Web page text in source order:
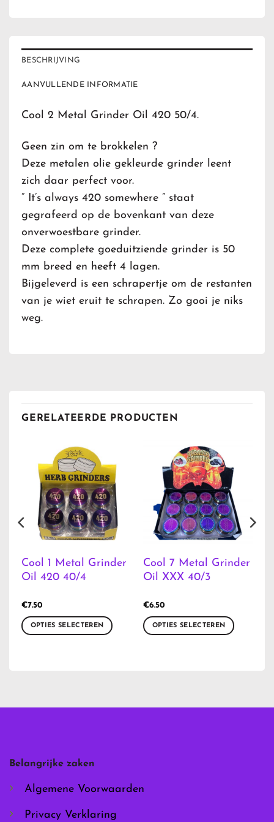
BESCHRIJVING
AANVULLENDE INFORMATIE
Cool 2 Metal Grinder Oil 420 50/4.
Geen zin om te brokkelen ?
Deze metalen olie gekleurde grinder leent
zich daar perfect voor.
” It’s always 420 somewhere ” staat
gegrafeerd op de bovenkant van deze
onverwoestbare grinder.
Deze complete goeduitziende grinder is 50
mm breed en heeft 4 lagen.
Bijgeleverd is een schrapertje om de restanten
van je wiet eruit te schrapen. Zo gooi je niks
weg.
GERELATEERDE PRODUCTEN
Cool 1 Metal Grinder
Oil 420 40/4
€7.50
OPTIES SELECTEREN
worden
op
de
productpagina
Cool 7 Metal Grinder
Oil XXX 40/3
€6.50
OPTIES SELECTEREN
Belangrijke zaken
Algemene Voorwaarden
Privacy Verklaring